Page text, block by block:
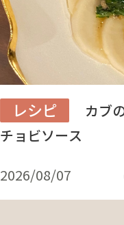
レシピ
カブ
チョビソース
2026/08/07